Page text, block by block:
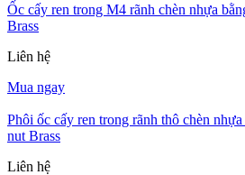
Ốc cấy ren trong M4 rãnh chèn nhựa
Brass
Liên hệ
Mua ngay
Phôi ốc cấy ren trong rãnh thô chèn
nut Brass
Liên hệ